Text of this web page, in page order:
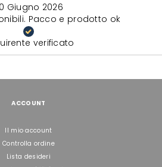
Giugno 2026
Pacco e prodotto ok
verificato
ACCOUNT
Il mio account
Controlla ordine
Lista desideri